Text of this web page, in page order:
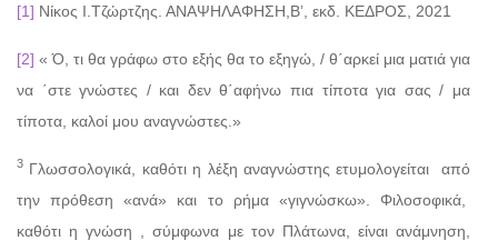
[1] Νίκος Ι.Τζώρτζης. ΑΝΑΨΗΛΑΦΗΣΗ,Β’, εκδ. ΚΕΔΡΟΣ, 2021
[2] « Ό, τι θα γράφω στο εξής θα το εξηγώ, / θ΄αρκεί μια ματιά για
να ΄στε γνώστες / και δεν θ΄αφήνω πια τίποτα για σας / μα
τίποτα, καλοί μου αναγνώστες.»
3 Γλωσσολογικά, καθότι η λέξη αναγνώστης ετυμολογείται από
την πρόθεση «ανά» και το ρήμα «γιγνώσκω». Φιλοσοφικά,
καθότι η γνώση , σύμφωνα με τον Πλάτωνα, είναι ανάμνηση,